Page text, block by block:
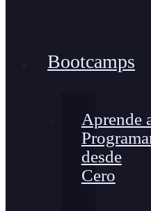
Bootcamps
Aprende
desde
Cero